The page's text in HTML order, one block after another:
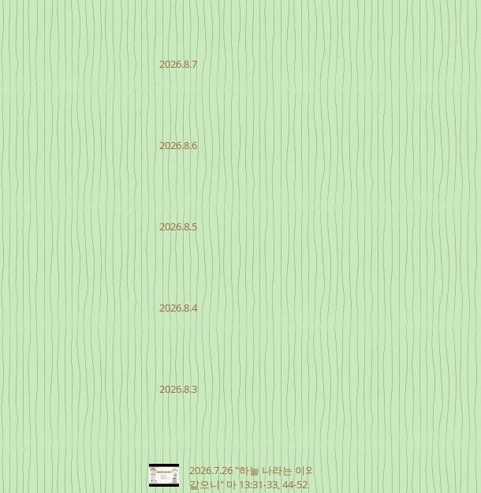
2026.8.7
2026.8.6
2026.8.5
2026.8.4
2026.8.3
2026.7.26 "하늘 나라는 이와
같으니" 마 13:31-33, 44-52